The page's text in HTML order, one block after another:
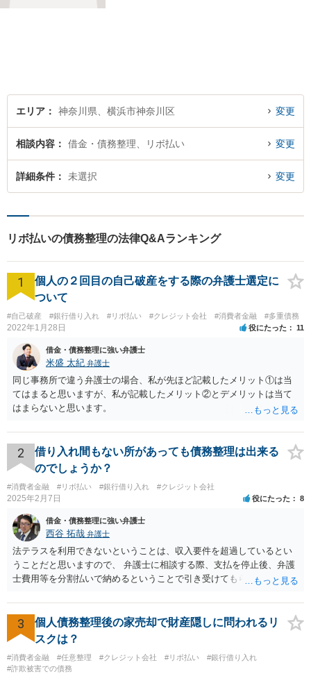
い。
エリア
神奈川県、横浜市神奈川区 変更
相談内容 借金・債務整理、リボ払い 変更
詳細条件 未選択 変更
リボ払いの債務整理の法律Q&Aランキング
1
個人の２回目の自己破産をする際の弁護士選定に
ついて
#自己破産 #銀行借り入れ #リボ払い #クレジット会社 #消費者金融 #多重債務
2022年1月28日 役にたった 11
借金・債務整理に強い弁護士
米盛 太紀 弁護士
同じ事務所で違う弁護士の場合、私が先ほど記載したメリット①は当
てはまると思いますが、私が記載したメリット②とデメリットは当て
はまらないと思います。
2
借り入れ間もない所があっても債務整理は出来る
のでしょうか？
#消費者金融 #リボ払い #銀行借り入れ #クレジット会社
2025年2月7日 役にたった 8
借金・債務整理に強い弁護士
西谷 拓哉 弁護士
法テラスを利用できないということは、収入要件を超過しているとい
うことだと思いますので、 弁護士に相談する際、支払を停止後、弁護
士費用等を分割払いで納めるということで引き受けてもらえないか確
は、負債が拡大するだけになるのでお勧めできませんが あとは、相談
者様のご判断になると思いますので、私からのアドバイスは一旦これ
で終わりとさせていただきます。
3
個人債務整理後の家売却で財産隠しに問われるリ
スクは？
#消費者金融 #任意整理 #クレジット会社 #リボ払い
#銀行借り入れ
#詐欺被害での債務